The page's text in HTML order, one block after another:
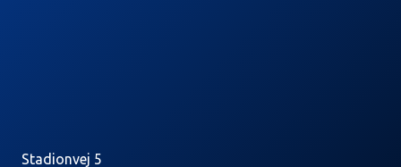
Stadionvej 5